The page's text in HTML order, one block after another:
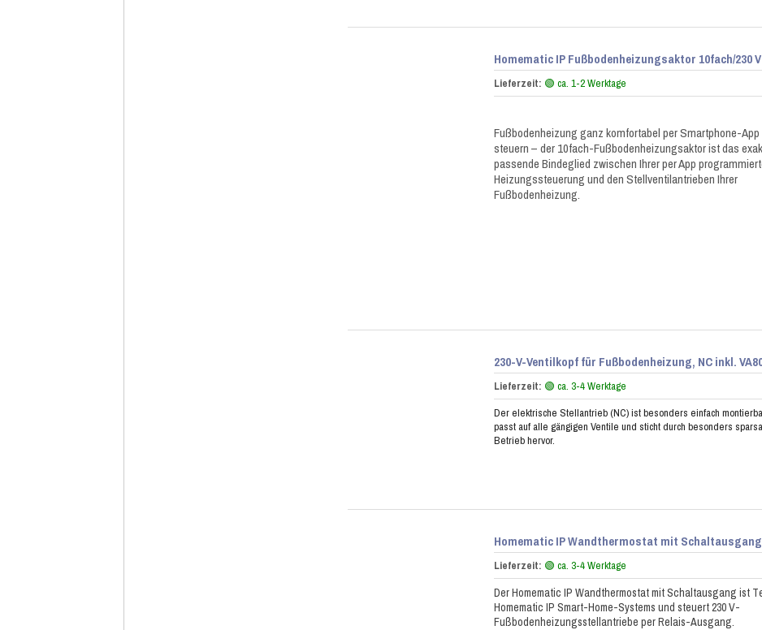
Homematic IP Fußbodenheizungsaktor 10fach/230 V
Lieferzeit: 🟢 ca. 1-2 Werktage
Fußbodenheizung ganz komfortabel per Smartphone-App
steuern – der 10fach-Fußbodenheizungsaktor ist das
passende Bindeglied zwischen Ihrer per App
Heizungssteuerung und den Stellventilantrieben Ihrer
Fußbodenheizung.
230-V-Ventilkopf für Fußbodenheizung, NC inkl.
Lieferzeit: 🟢 ca. 3-4 Werktage
Der elektrische Stellantrieb (NC) ist besonders einfach
passt auf alle gängigen Ventile und sticht durch besonders
Betrieb hervor.
Homematic IP Wandthermostat mit
Lieferzeit: 🟢 ca. 3-4 Werktage
Der Homematic IP Wandthermostat mit Schaltausgang ist
Homematic IP Smart-Home-Systems und steuert 230 V-
Fußbodenheizungsstellantriebe per Relais-Ausgang.